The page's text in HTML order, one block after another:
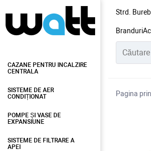
Strd.
Branduri
CAZANE PENTRU INCALZIRE
CENTRALA
SISTEME DE AER
CONDIȚIONAT
POMPE ȘI VASE DE
EXPANSIUNE
SISTEME DE FILTRARE A
APEI
Pagina